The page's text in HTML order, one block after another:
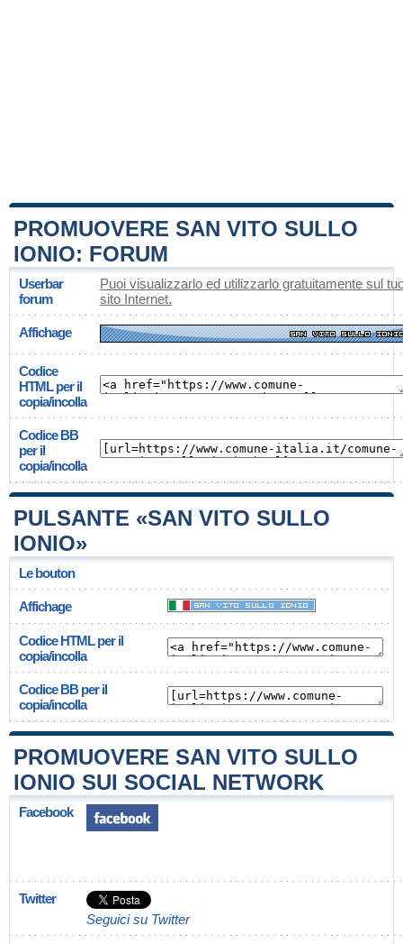
PROMUOVERE SAN VITO SULLO
IONIO: FORUM
Userbar
forum
Puoi visualizzarlo ed utilizzarlo gratuitamente sul
sito Internet.
Affichage
Codice
HTML per il
copia/incolla
Codice BB
per il
copia/incolla
PULSANTE «SAN VITO SULLO
IONIO»
Le bouton
Affichage
Codice HTML per il
copia/incolla
Codice BB per il
copia/incolla
PROMUOVERE SAN VITO SULLO
IONIO SUI SOCIAL NETWORK
Facebook
Twitter
Seguici su Twitter